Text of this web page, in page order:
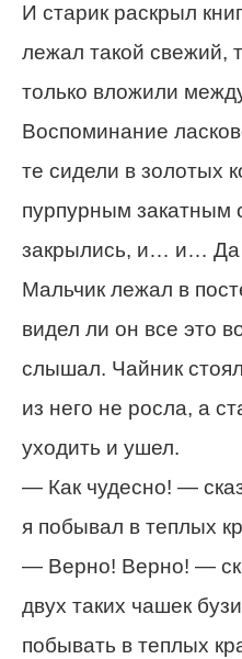
И старик раскрыл
лежал такой свежий,
только вложили
Воспоминание
те сидели в золотых
пурпурным закатным
закрылись, и… и… Да
Мальчик лежал в
видел ли он все это
слышал. Чайник
из него не росла, а
уходить и ушел.
— Как чудесно! —
я побывал в теплых
— Верно! Верно! —
двух таких чашек
побывать в теплых